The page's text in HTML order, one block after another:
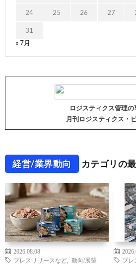
24 25 26 27
31
« 7月
ロジスティクス管理の
月刊ロジスティクス・
経営/業界動向 カテゴリの
2026.08.08
プレスリリースなど
動向/展望
プレ